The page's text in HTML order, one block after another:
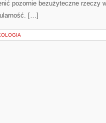
pozornie bezużyteczne rzeczy
[…]